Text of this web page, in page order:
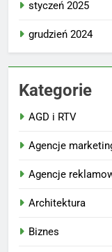
styczeń 2025
grudzień 2024
Kategorie
AGD i RTV
Agencje
Agencje
Architektura
Biznes